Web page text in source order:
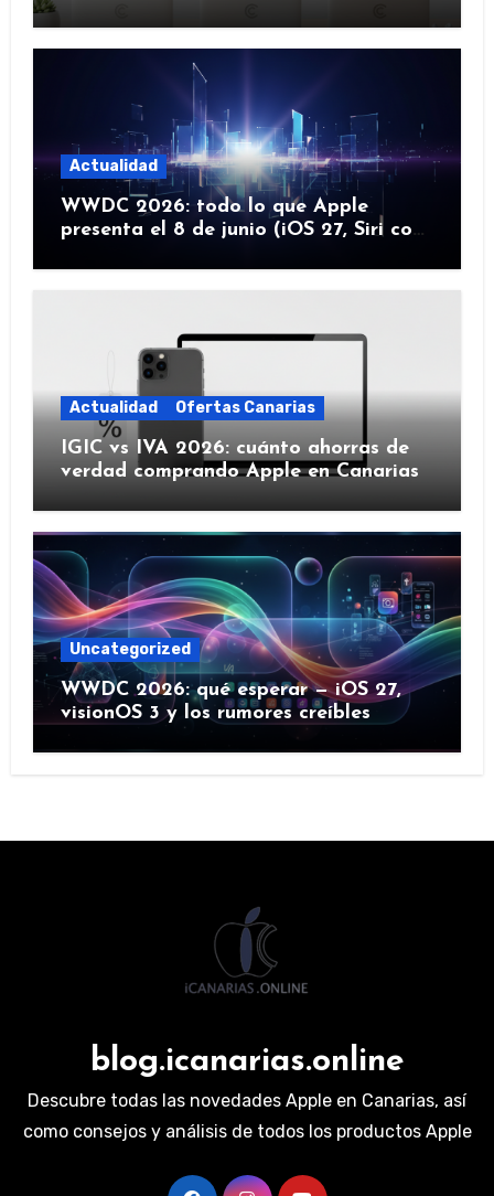
Actualidad
WWDC 2026: todo lo que Apple
presenta el 8 de junio (iOS 27, Siri con
Actualidad Ofertas Canarias
IGIC vs IVA 2026: cuánto ahorras de
verdad comprando Apple en Canarias
Uncategorized
WWDC 2026: qué esperar — iOS 27,
visionOS 3 y los rumores creíbles
blog.icanarias.online
Descubre todas las novedades Apple en Canarias, así
como consejos y análisis de todos los productos Apple